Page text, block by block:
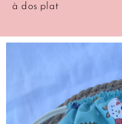
à dos plat